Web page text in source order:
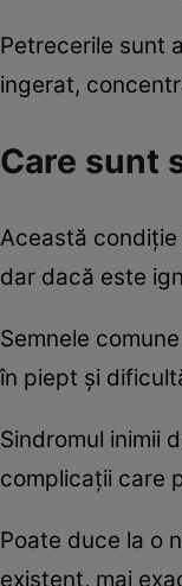
Petrecerile sunt
ingerat,
Care sunt
Această condiție
dar dacă este
Semnele
în piept și
Sindromul inimii
complicații care
Poate duce la o
existent, mai